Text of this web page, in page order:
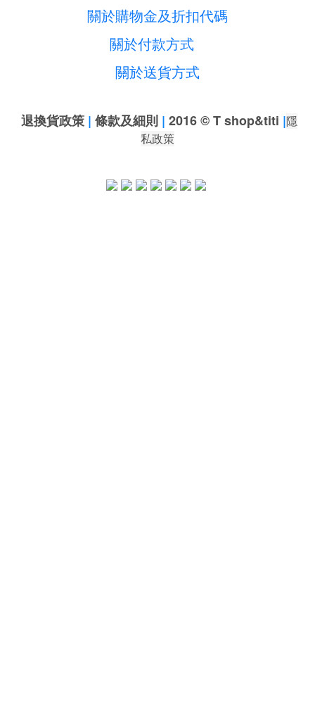
關於購物金及折扣代碼
關於付款方式
關於送貨方式
退換貨政策 | 條款及細則 | 2016 © T shop&titi |隱
私政策